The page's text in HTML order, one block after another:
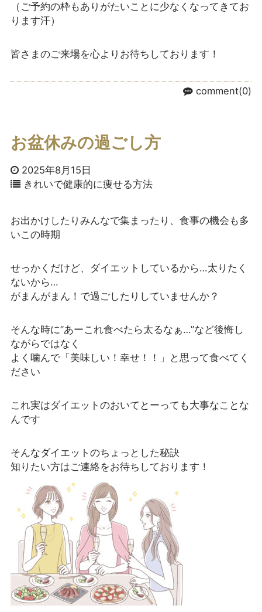
（ご予約の枠もありがたいことに少なくなってきてお
ります汗）
皆さまのご来場を心よりお待ちしております！
comment(0)
お盆休みの過ごし方
2025年8月15日
きれいで健康的に痩せる方法
お出かけしたりみんなで集まったり、食事の機会も多
いこの時期
せっかくだけど、ダイエットしているから…太りたく
ないから…
がまんがまん！で過ごしたりしていませんか？
そんな時に”あーこれ食べたら太るなぁ…”など後悔し
ながらではなく
よく噛んで「美味しい！幸せ！！」と思って食べてく
ださい
これ実はダイエットのおいてとーっても大事なことな
んです
そんなダイエットのちょっとした秘訣
知りたい方はご連絡をお待ちしております！